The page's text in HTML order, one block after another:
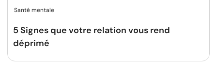
Santé mentale
5 Signes que votre relation vous rend
déprimé